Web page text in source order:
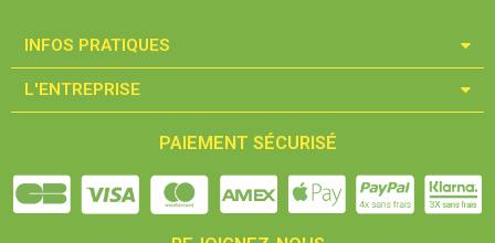
INFOS PRATIQUES​
L'ENTREPRISE​
PAIEMENT SÉCURISÉ